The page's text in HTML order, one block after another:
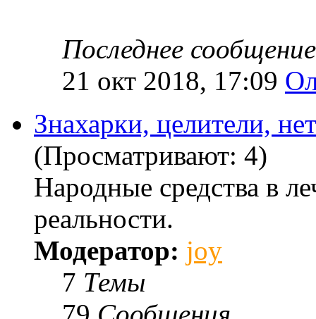
Последнее сообщение
21 окт 2018, 17:09
Знахарки, целители,
(Просматривают: 4)
Народные средства в
реальности.
Модератор: joy
7 Темы